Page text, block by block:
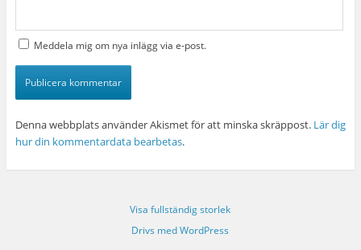
Meddela mig om nya inlägg via e-post.
Denna webbplats använder Akismet för att minska skräppost. Lär dig
hur din kommentardata bearbetas.
Visa fullständig storlek
Drivs med WordPress